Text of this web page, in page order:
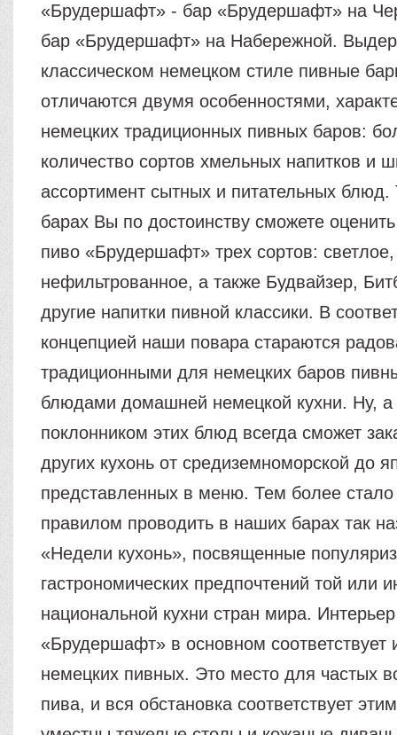
«Брудершафт» - бар «Брудершафт» на
бар «Брудершафт» на Набережной.
классическом немецком стиле пивные
отличаются двумя особенностями,
немецких традиционных пивных баров:
количество сортов хмельных напитков и
ассортимент сытных и питательных
барах Вы по достоинству сможете
пиво «Брудершафт» трех сортов:
нефильтрованное, а также Будвайзер,
другие напитки пивной классики. В
концепцией наши повара стараются
традиционными для немецких баров
блюдами домашней немецкой кухни. Ну, а
поклонником этих блюд всегда сможет
других кухонь от средиземноморской до
представленных в меню. Тем более
правилом проводить в наших барах так
«Недели кухонь», посвященные
гастрономических предпочтений той или
национальной кухни стран мира.
«Брудершафт» в основном соответствует
немецких пивных. Это место для частых
пива, и вся обстановка соответствует